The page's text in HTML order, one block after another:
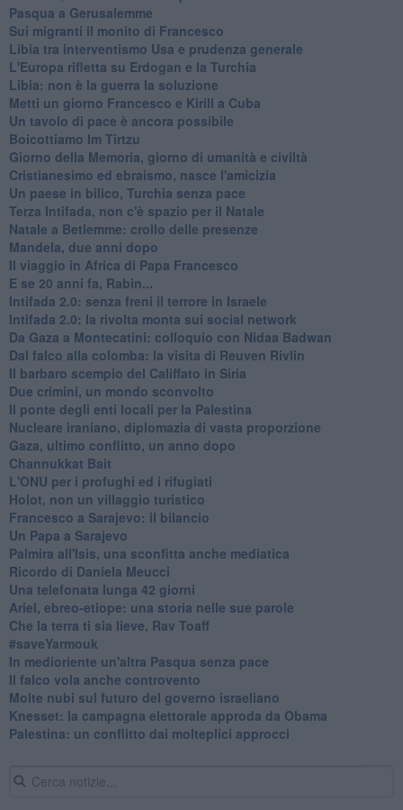
Pasqua a Gerusalemme
Sui migranti il monito di Francesco
Libia tra interventismo Usa e prudenza generale
L'Europa rifletta su Erdogan e la Turchia
Libia: non è la guerra la soluzione
Metti un giorno Francesco e Kirill a Cuba
Un tavolo di pace è ancora possibile
Boicottiamo Im Tirtzu
Giorno della Memoria, giorno di umanità e civiltà
Cristianesimo ed ebraismo, nasce l'amicizia
Un paese in bilico, Turchia senza pace
Terza Intifada, non c'è spazio per il Natale
Natale a Betlemme: crollo delle presenze
Mandela, due anni dopo
Il viaggio in Africa di Papa Francesco
E se 20 anni fa, Rabin...
Intifada 2.0: senza freni il terrore in Israele
Intifada 2.0: la rivolta monta sui social network
Da Gaza a Montecatini: colloquio con Nidaa Badwan
Dal falco alla colomba: la visita di Reuven Rivlin
Il barbaro scempio del Califfato in Siria
Due crimini, un mondo sconvolto
Il ponte degli enti locali per la Palestina
Nucleare iraniano, diplomazia di vasta proporzione
Gaza, ultimo conflitto, un anno dopo
Channukkat Bait
L'ONU per i profughi ed i rifugiati
Holot, non un villaggio turistico
Francesco a Sarajevo: il bilancio
Un Papa a Sarajevo
Palmira all'Isis, una sconfitta anche mediatica
Ricordo di Daniela Meucci
​Una telefonata lunga 42 giorni
​Ariel, ebreo-etiope: una storia nelle sue parole
Che la terra ti sia lieve, Rav Toaff
​#saveYarmouk
​In medioriente un'altra Pasqua senza pace
​Il falco vola anche controvento
Molte nubi sul futuro del governo israeliano
Knesset: la campagna elettorale approda da Obama
Palestina: un conflitto dai molteplici approcci